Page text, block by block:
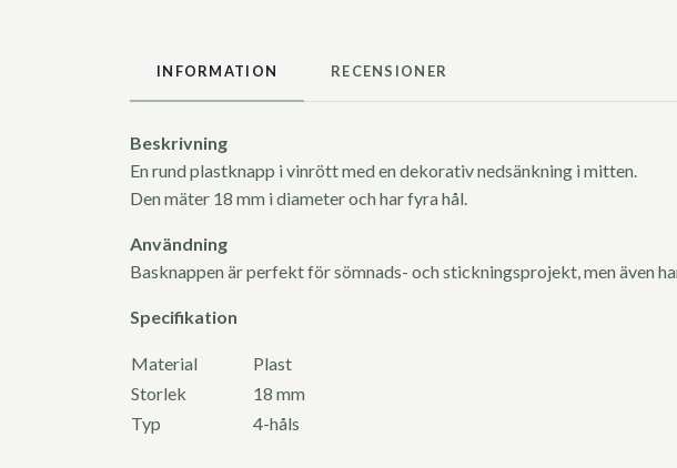
INFORMATION RECENSIONER
Beskrivning
En rund plastknapp i vinrött med en dekorativ nedsänkning i mitten.
Den mäter 18 mm i diameter och har fyra hål.
Användning
Basknappen är perfekt för sömnads- och stickningsprojekt, men även
Specifikation
Material
Plast
Storlek
18 mm
Typ
4-håls